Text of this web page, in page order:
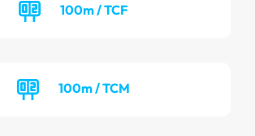
100m / TCF
100m / TCM